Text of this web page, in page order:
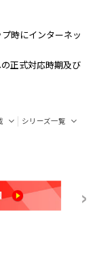
時にインターネッ
正式対応時期及び
シリーズ一覧